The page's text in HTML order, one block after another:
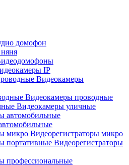
домофон
IP
Видеокамеры
Видеокамеры проводные
Видеокамеры уличные
Видеорегистраторы микро
Видеорегистраторы